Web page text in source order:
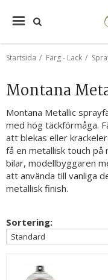
Startsida / Färg - Lack /
Montana
Montana Metallic
med hög täckförmåga.
att blekas eller
få en metallisk touch på
bilar, modellbyggaren
att använda till vanliga
metallisk finish.
Sortering: